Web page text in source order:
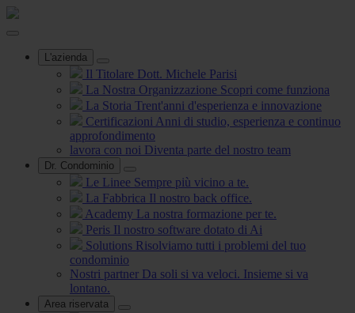
L'azienda
Il Titolare Dott. Michele Parisi
La Nostra Organizzazione Scopri come funziona
La Storia Trent'anni d'esperienza e innovazione
Certificazioni Anni di studio, esperienza e continuo
approfondimento
lavora con noi Diventa parte del nostro team
Dr. Condominio
Le Linee Sempre più vicino a te.
La Fabbrica Il nostro back office.
Academy La nostra formazione per te.
Peris Il nostro software dotato di Ai
Solutions Risolviamo tutti i problemi del tuo
condominio
Nostri partner Da soli si va veloci. Insieme si va
lontano.
Area riservata